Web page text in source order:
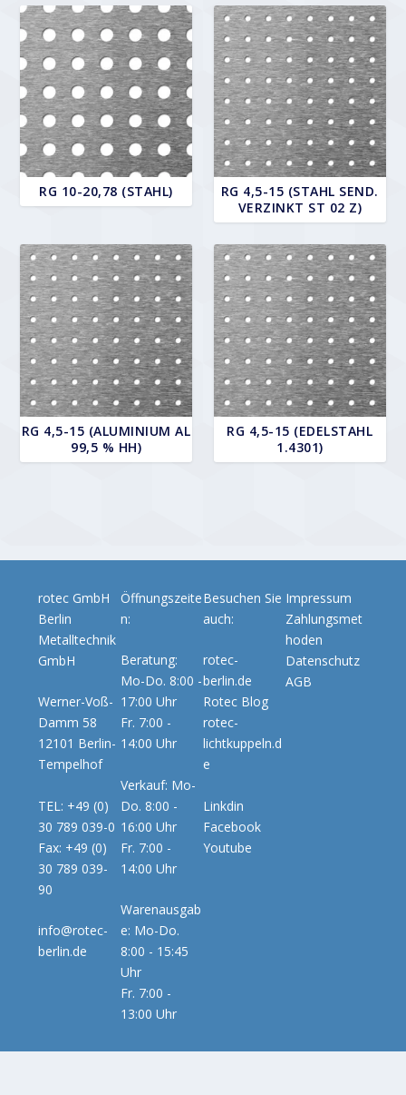
RG 10-20,78 (STAHL)
RG 4,5-15 (STAHL SEND.
VERZINKT ST 02 Z)
RG 4,5-15 (ALUMINIUM AL
99,5 % HH)
RG 4,5-15 (EDELSTAHL
1.4301)
rotec GmbH
Berlin
Metalltechnik
GmbH
Werner-Voß-
Damm 58
12101 Berlin-
Tempelhof
TEL: +49 (0)
30 789 039-0
Fax: +49 (0)
30 789 039-
90
info@rotec-
berlin.de
Öffnungszeite
n:
Beratung:
Mo-Do. 8:00 -
17:00 Uhr
Fr. 7:00 -
14:00 Uhr
Verkauf: Mo-
Do. 8:00 -
16:00 Uhr
Fr. 7:00 -
14:00 Uhr
Warenausgab
e: Mo-Do.
8:00 - 15:45
Uhr
Fr. 7:00 -
13:00 Uhr
Besuchen Sie
auch:
rotec-
berlin.de
Rotec Blog
rotec-
lichtkuppeln.d
e
Linkdin
Facebook
Youtube
Impressum
Zahlungsmet
hoden
Datenschutz
AGB